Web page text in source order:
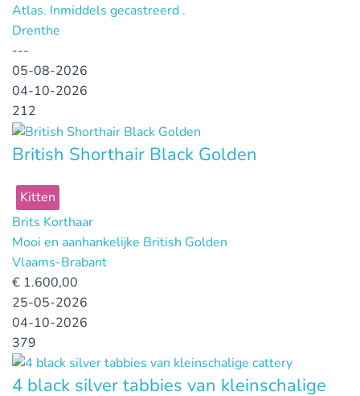
Atlas. Inmiddels gecastreerd .
Drenthe
---
05-08-2026
04-10-2026
212
British Shorthair Black Golden
Kitten
Brits Korthaar
Mooi en aanhankelijke British Golden
Vlaams-Brabant
€ 1.600,00
25-05-2026
04-10-2026
379
4 black silver tabbies van kleinschalige